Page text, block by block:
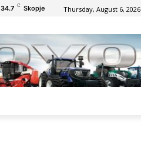
34.7 C Skopje Thursday, August 6, 2026